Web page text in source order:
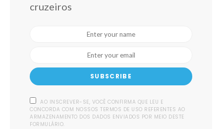
cruzeiros
SUBSCRIBE
AO INSCREVER-SE, VOCÊ CONFIRMA QUE LEU E
CONCORDA COM NOSSOS TERMOS DE USO REFERENTES AO
ARMAZENAMENTO DOS DADOS ENVIADOS POR MEIO DESTE
FORMULÁRIO.